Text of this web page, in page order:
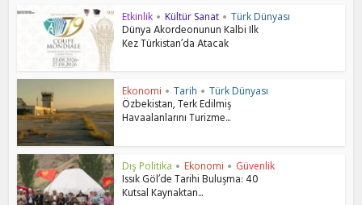
Etkinlik • Kültür Sanat • Türk Dünyası
Dünya Akordeonunun Kalbi Ilk
Kez Türkistan’da Atacak
Ekonomi • Tarih • Türk Dünyası
Özbekistan, Terk Edilmiş
Havaalanlarını Turizme...
Dış Politika • Ekonomi • Güvenlik
Issık Göl’de Tarihi Buluşma: 40
Kutsal Kaynaktan...